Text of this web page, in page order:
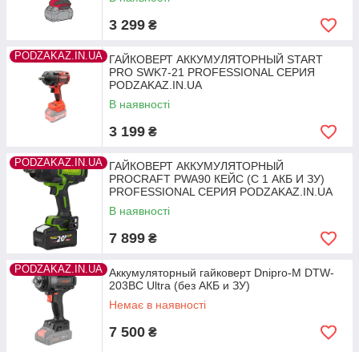
3 299 ₴
PODZAKAZ.IN.UA ГАЙКОВЕРТ АККУМУЛЯТОРНЫЙ START
PRO SWK7-21 PROFESSIONAL СЕРИЯ
PODZAKAZ.IN.UA
В наявності
3 199 ₴
PODZAKAZ.IN.UA ГАЙКОВЕРТ АККУМУЛЯТОРНЫЙ
PROCRAFT PWA90 КЕЙС (С 1 АКБ И ЗУ)
PROFESSIONAL СЕРИЯ PODZAKAZ.IN.UA
В наявності
7 899 ₴
PODZAKAZ.IN.UA Аккумуляторный гайковерт Dnipro-M DTW-
203BC Ultra (без АКБ и ЗУ)
Немає в наявності
7 500 ₴